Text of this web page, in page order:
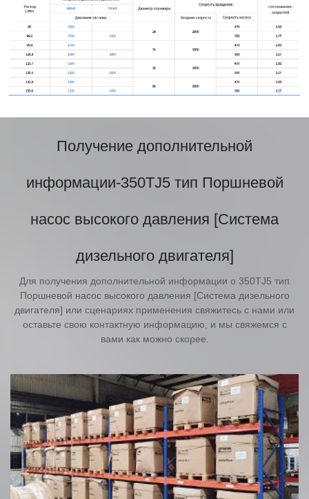
Получение дополнительной
информации-350TJ5 тип Поршневой
насос высокого давления [Система
дизельного двигателя]
Для получения дополнительной информации о 350TJ5 тип
Поршневой насос высокого давления [Система дизельного
двигателя] или сценариях применения свяжитесь с нами или
оставьте свою контактную информацию, и мы свяжемся с
вами как можно скорее.